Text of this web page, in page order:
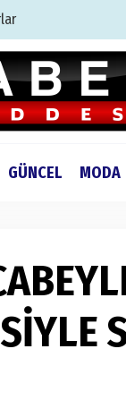
GÜNCEL MODA